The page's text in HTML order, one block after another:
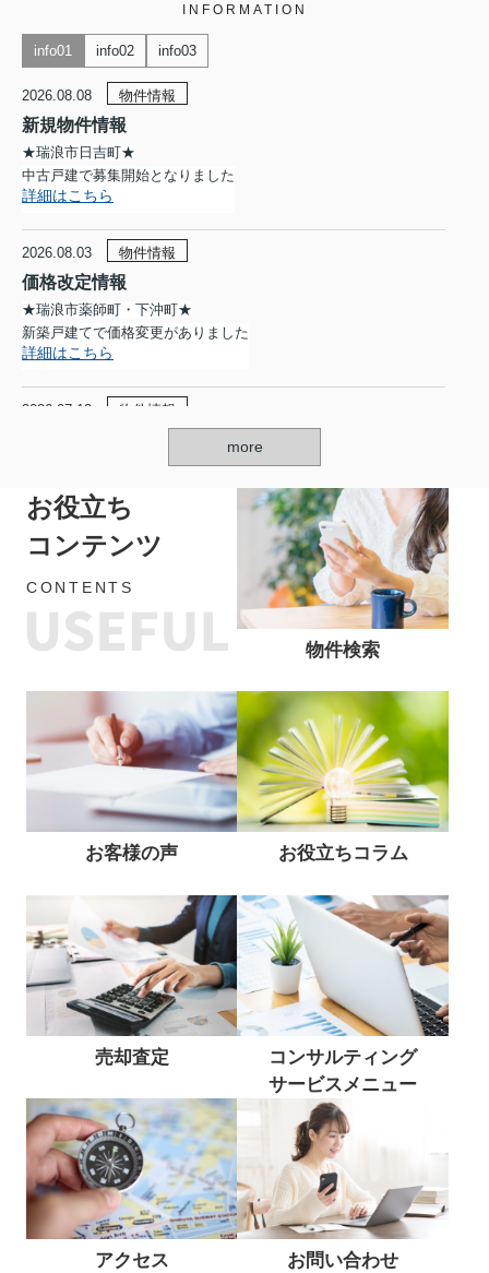
INFORMATION
info01 info02 info03
2026.08.08 物件情報
新規物件情報
★瑞浪市日吉町★
中古戸建で募集開始となりました
詳細はこちら
2026.08.03 物件情報
価格改定情報
★瑞浪市薬師町・下沖町★
新築戸建てで価格変更がありました
詳細はこちら
2026.07.13 物件情報
新築戸建で募集開始となりました
詳細はこちら
価格改定情報
★瑞浪市益見町★
新築戸建てで価格変更がありました
2026.07.03 物件情報
新規物件情報
中古戸建で募集開始となりました
詳細はこちら
★瑞浪市稲津町★
事業用店舗・事務所と事業用地で募集開始と
なりました
詳細はこちら
more
お役立ち
コンテンツ
CONTENTS
物件検索
お客様の声 お役立ちコラム
売却査定
コンサルティング
サービスメニュー
アクセス お問い合わせ